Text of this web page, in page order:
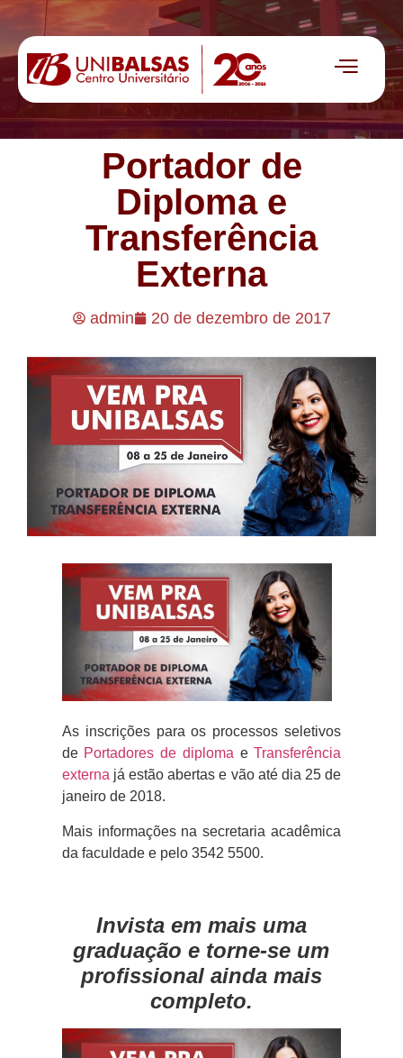
Portador de
Diploma e
Transferência
Externa
admin 20 de dezembro de 2017
As inscrições para os processos seletivos
de Portadores de diploma eTransferência
externa já estão abertas e vão até dia 25 de
janeiro de 2018.
Mais informações na secretaria acadêmica
da faculdade e pelo 3542 5500.
Invista em mais uma
graduação e torne-se um
profissional ainda mais
completo.